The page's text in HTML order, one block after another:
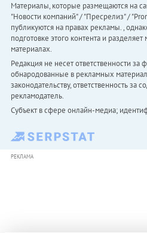
Материалы, которые размещаются на
"Новости компаний" / "Пресрелиз" /
публикуются на правах рекламы. ,
подготовке этого контента и
материалах.
Редакция не несет ответственности
обнародованные в рекламных
законодательству, ответственность за
рекламодатель.
Субъект в сфере онлайн-медиа;
РЕКЛАМА